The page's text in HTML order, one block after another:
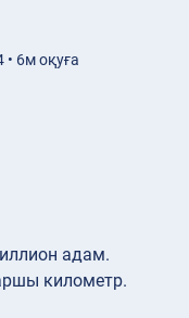
6м оқуға
адам.
километр.